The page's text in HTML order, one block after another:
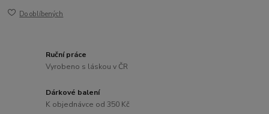
Do oblíbených
Ruční práce
Vyrobeno s láskou v ČR
Dárkové balení
K objednávce od 350 Kč